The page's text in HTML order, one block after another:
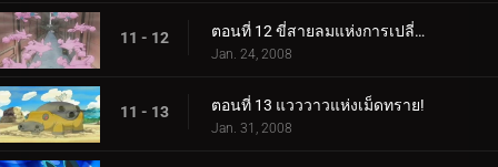
11 - 12 ตอนที่ 12 ขี่สายลมแห่งการเปลี่ยนแปลง!
Jan. 24, 2008
11 - 13 ตอนที่ 13 แวววาวแห่งเม็ดทราย!
Jan. 31, 2008